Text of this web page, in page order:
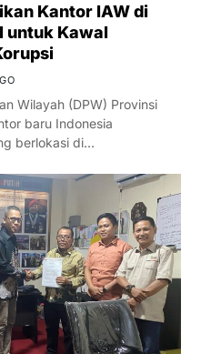
Kantor IAW di
untuk Kawal
Wilayah (DPW) Provinsi
baru Indonesia
berlokasi di…